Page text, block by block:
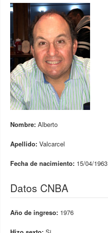
Nombre: Alberto
Apellido: Valcarcel
Fecha de nacimiento: 15/04/1963
Datos CNBA
Año de ingreso: 1976